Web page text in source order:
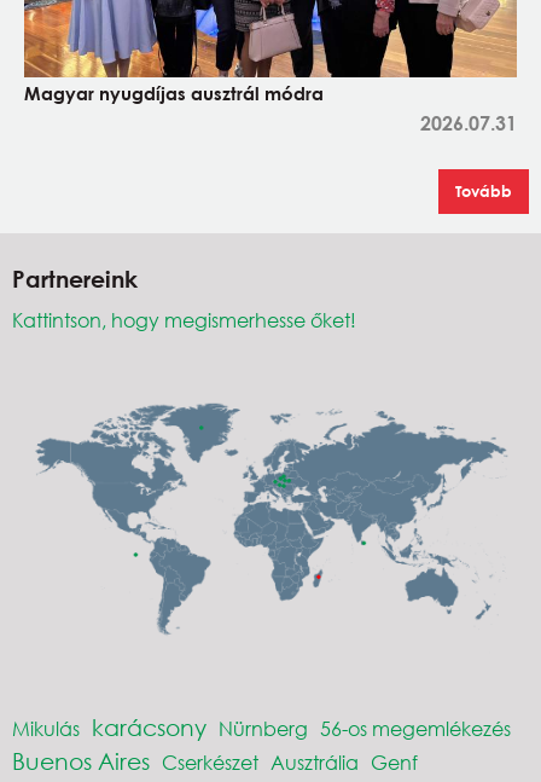
Magyar nyugdíjas ausztrál módra
2026.07.31
Tovább
Partnereink
Kattintson, hogy megismerhesse őket!
Mikulás karácsony Nürnberg 56-os megemlékezés
Buenos Aires Cserkészet Ausztrália Genf